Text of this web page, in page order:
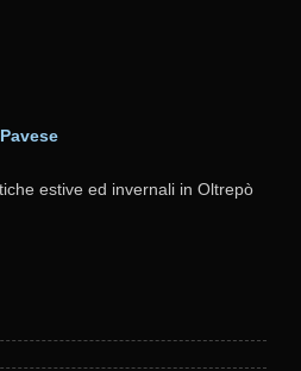
estive ed invernali in Oltrepò